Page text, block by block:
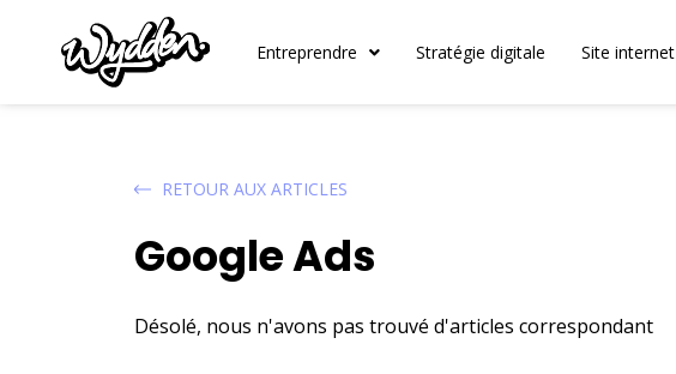
Entreprendre Stratégie digitale Site internet
RETOUR AUX ARTICLES
Google Ads
Désolé, nous n'avons pas trouvé d'articles correspondant